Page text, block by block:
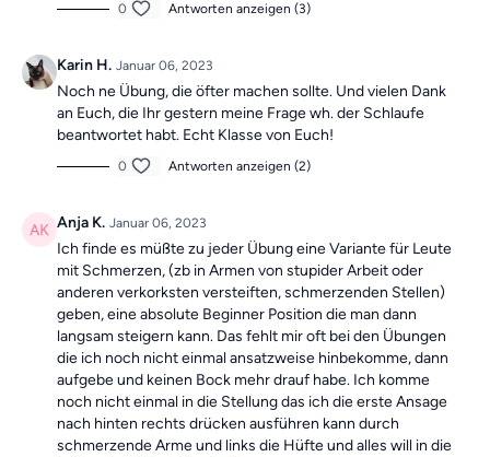
0 Antworten anzeigen (3)
Karin H. Januar 06, 2023
Noch ne Übung, die öfter machen sollte. Und vielen Dank
an Euch, die Ihr gestern meine Frage wh. der Schlaufe
beantwortet habt. Echt Klasse von Euch!
0 Antworten anzeigen (2)
Anja K. Januar 06, 2023
Ich finde es müßte zu jeder Übung eine Variante für Leute
mit Schmerzen, (zb in Armen von stupider Arbeit oder
anderen verkorksten versteiften, schmerzenden Stellen)
geben, eine absolute Beginner Position die man dann
langsam steigern kann. Das fehlt mir oft bei den Übungen
die ich noch nicht einmal ansatzweise hinbekomme, dann
aufgebe und keinen Bock mehr drauf habe. Ich komme
noch nicht einmal in die Stellung das ich die erste Ansage
nach hinten rechts drücken ausführen kann durch
schmerzende Arme und links die Hüfte und alles will in die